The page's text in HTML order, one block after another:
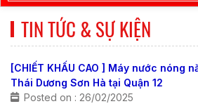
TIN TỨC & SỰ KIỆN
[CHIẾT KHẤU CAO ] Máy nước nóng
Thái Dương Sơn Hà tại Quận 12
Posted on : 26/02/2025